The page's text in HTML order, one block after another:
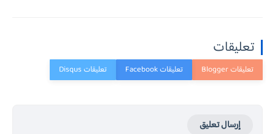
تعليقات
إرسال تعليق